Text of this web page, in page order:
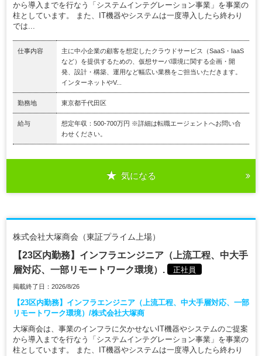
から導入までを行なう「システムインテグレーション事業」を事業の
柱としています。 また、IT機器やシステムは一度導入したら終わり
では...
仕事内容
主に中小企業の顧客を想定したクラウドサービス（SaaS・IaaS
など）を提供するための、仮想サーバ環境に関する企画・開
発、設計・構築、運用など幅広い業務をご担当いただきます。
インターネットやV...
勤務地 東京都千代田区
給与
想定年収：500-700万円 ※詳細は転職エージェントへお問い合
わせください。
気になる
株式会社大塚商会（東証プライム上場）
【23区内勤務】インフラエンジニア（上流工程、中大手
層対応、一部リモートワーク環境）.
正社員
掲載終了日：2026/8/26
【23区内勤務】インフラエンジニア（上流工程、中大手層対応、一部
リモートワーク環境）/株式会社大塚商
大塚商会は、事業のインフラに欠かせないIT機器やシステムのご提案
から導入までを行なう「システムインテグレーション事業」を事業の
柱としています。 また、IT機器やシステムは一度導入したら終わり